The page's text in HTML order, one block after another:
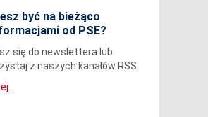
być na bieżąco
od PSE?
się do newslettera lub
z naszych kanałów RSS.